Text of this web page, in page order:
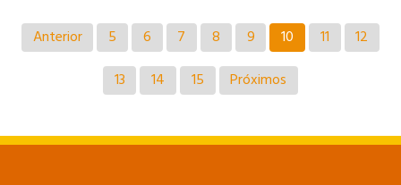
Anterior 5 6 7 8 9 10 11
12
13
14 15 Próximos